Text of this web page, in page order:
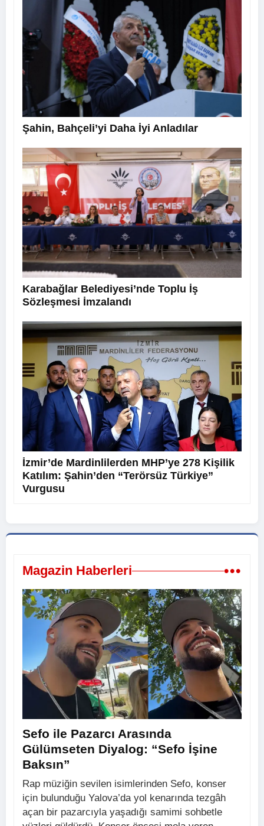
Şahin, Bahçeli’yi Daha İyi Anladılar
Karabağlar Belediyesi’nde Toplu İş
Sözleşmesi İmzalandı
İzmir’de Mardinlilerden MHP’ye 278 Kişilik
Katılım: Şahin’den “Terörsüz Türkiye”
Vurgusu
Magazin Haberleri •••
Sefo ile Pazarcı Arasında
Gülümseten Diyalog: “Sefo İşine
Baksın”
Rap müziğin sevilen isimlerinden Sefo, konser
için bulunduğu Yalova’da yol kenarında tezgâh
açan bir pazarcıyla yaşadığı samimi sohbetle